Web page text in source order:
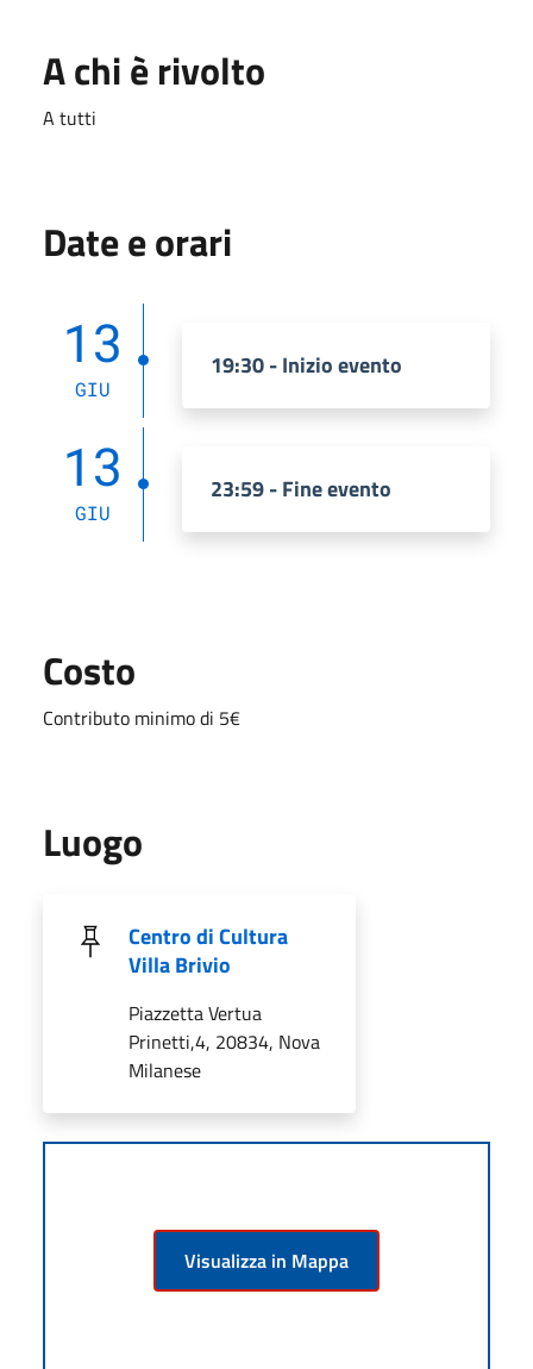
A chi è rivolto
A tutti
Date e orari
13
GIU
19:30 - Inizio evento
13
GIU
23:59 - Fine evento
Costo
Contributo minimo di 5€
Luogo
Centro di Cultura
Villa Brivio
Piazzetta Vertua
Prinetti,4, 20834, Nova
Milanese
Visualizza in Mappa